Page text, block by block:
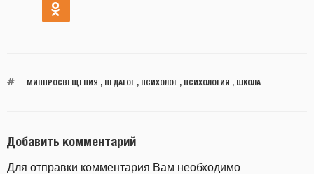
МИНПРОСВЕЩЕНИЯ , ПЕДАГОГ, ПСИХОЛОГ, ПСИХОЛОГИЯ , ШКОЛА
Добавить комментарий
Для отправки комментария Вам необходимо